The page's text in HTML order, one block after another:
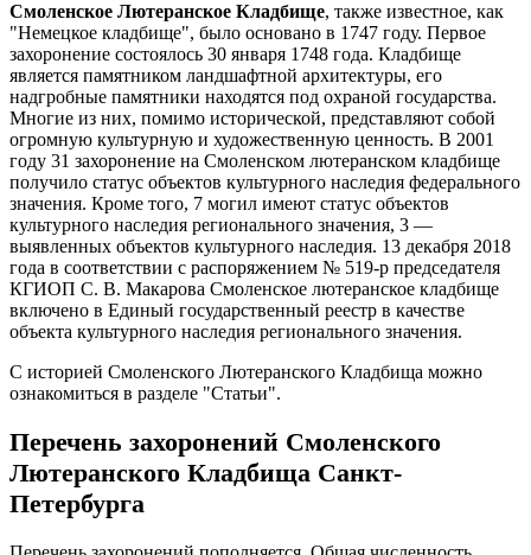
Смоленское Лютеранское Кладбище, также известное, как
"Немецкое кладбище", было основано в 1747 году. Первое
захоронение состоялось 30 января 1748 года. Кладбище
является памятником ландшафтной архитектуры, его
надгробные памятники находятся под охраной государства.
Многие из них, помимо исторической, представляют собой
огромную культурную и художественную ценность. В 2001
году 31 захоронение на Смоленском лютеранском кладбище
получило статус объектов культурного наследия федерального
значения. Кроме того, 7 могил имеют статус объектов
культурного наследия регионального значения, 3 —
выявленных объектов культурного наследия. 13 декабря 2018
года в соответствии с распоряжением № 519-р председателя
КГИОП С. В. Макарова Смоленское лютеранское кладбище
включено в Единый государственный реестр в качестве
объекта культурного наследия регионального значения.
С историей Смоленского Лютеранского Кладбища можно
ознакомиться в разделе "Статьи".
Перечень захоронений Смоленского
Лютеранского Кладбища Санкт-
Петербурга